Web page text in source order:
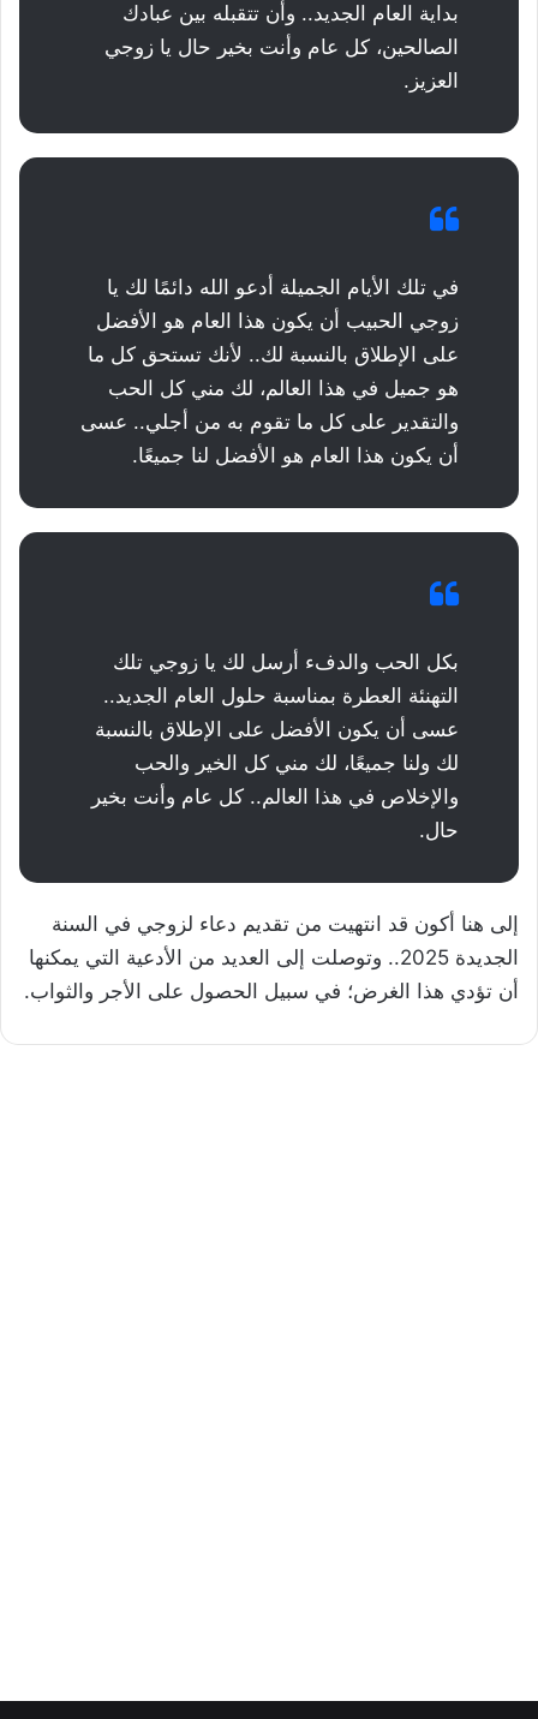
بداية العام الجديد.. وأن تتقبله بين عبادك
الصالحين، كل عام وأنت بخير حال يا زوجي
العزيز.
في تلك الأيام الجميلة أدعو الله دائمًا لك يا
زوجي الحبيب أن يكون هذا العام هو الأفضل
على الإطلاق بالنسبة لك.. لأنك تستحق كل ما
هو جميل في هذا العالم، لك مني كل الحب
والتقدير على كل ما تقوم به من أجلي.. عسى
أن يكون هذا العام هو الأفضل لنا جميعًا.
بكل الحب والدفء أرسل لك يا زوجي تلك
التهنئة العطرة بمناسبة حلول العام الجديد..
عسى أن يكون الأفضل على الإطلاق بالنسبة
لك ولنا جميعًا، لك مني كل الخير والحب
والإخلاص في هذا العالم.. كل عام وأنت بخير
حال.
إلى هنا أكون قد انتهيت من تقديم دعاء لزوجي في السنة
الجديدة 2025.. وتوصلت إلى العديد من الأدعية التي يمكنها
أن تؤدي هذا الغرض؛ في سبيل الحصول على الأجر والثواب.